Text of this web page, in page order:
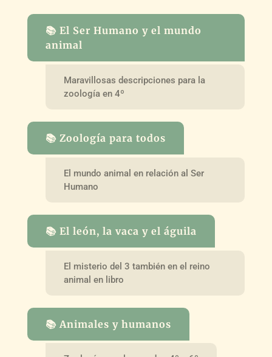
📚 El Ser Humano y el mundo
animal
Maravillosas descripciones para la
zoología en 4º
📚 Zoología para todos
El mundo animal en relación al Ser
Humano
📚 El león, la vaca y el águila
El misterio del 3 también en el reino
animal en libro
📚 Animales y humanos